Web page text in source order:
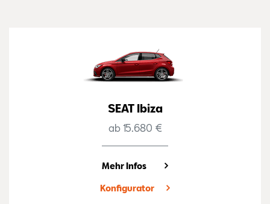
SEAT Ibiza
ab 15.680 €
Mehr Infos
Konfigurator